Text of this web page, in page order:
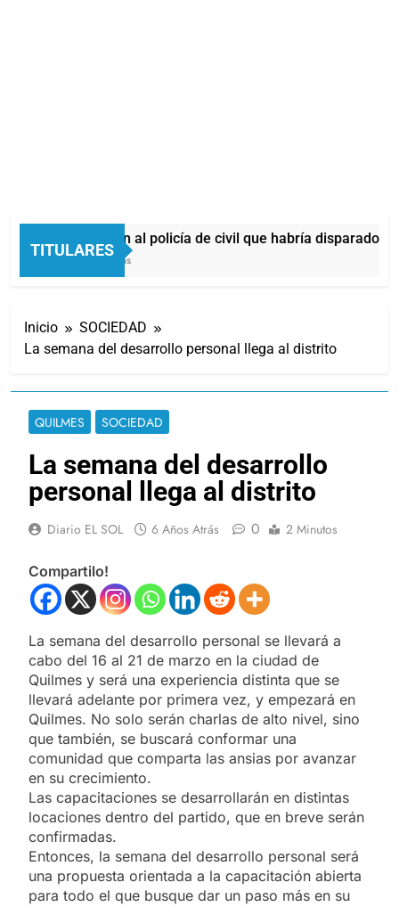
TITULARES
Identificaron al policía de civil que habría disparado
34 Minutos Atrás
Inicio
SOCIEDAD
La semana del desarrollo personal llega al distrito
QUILMES SOCIEDAD
La semana del desarrollo
personal llega al distrito
Diario EL SOL 6 Años Atrás 0 2 Minutos
Compartilo!
La semana del desarrollo personal se llevará a
cabo del 16 al 21 de marzo en la ciudad de
Quilmes y será una experiencia distinta que se
llevará adelante por primera vez, y empezará en
Quilmes. No solo serán charlas de alto nivel, sino
que también, se buscará conformar una
comunidad que comparta las ansias por avanzar
en su crecimiento.
Las capacitaciones se desarrollarán en distintas
locaciones dentro del partido, que en breve serán
confirmadas.
Entonces, la semana del desarrollo personal será
una propuesta orientada a la capacitación abierta
para todo el que busque dar un paso más en su